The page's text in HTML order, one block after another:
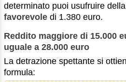
determinato puoi usufruire
favorevole di 1.380 euro.
Reddito maggiore di 15.000
uguale a 28.000 euro
La detrazione spettante si
formula: